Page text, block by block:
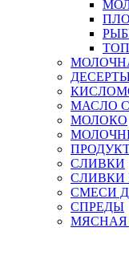
МАСЛО
МОЛОКО
СЛИВКИ
СЛИВКИ
СМЕСИ
СПРЕДЫ
МЯСНАЯ